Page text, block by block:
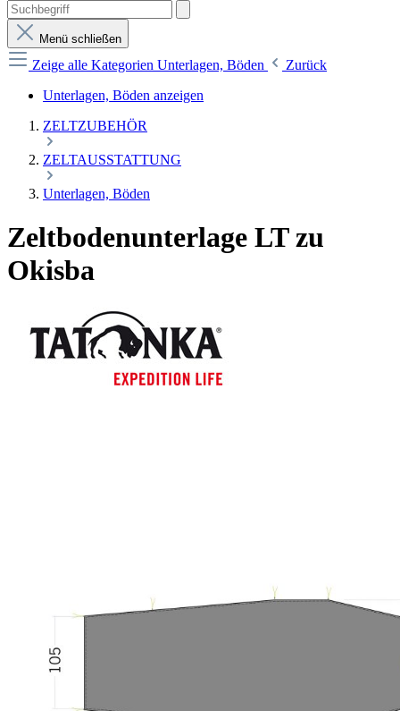
Menü schließen
Zeige alle Kategorien Unterlagen, Böden
Zurück
Unterlagen, Böden anzeigen
ZELTZUBEHÖR
ZELTAUSSTATTUNG
Unterlagen, Böden
Zeltbodenunterlage LT zu
Okisba